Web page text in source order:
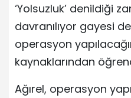
‘Yolsuzluk’ denildiği
davranılıyor gayesi
operasyon
kaynaklarından
Ağırel, operasyon